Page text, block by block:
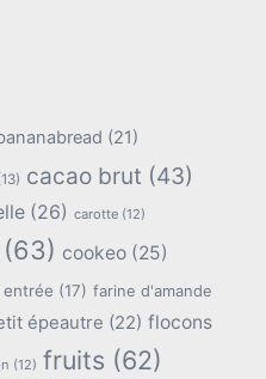
(21)
cacao brut (43)
(26) carotte (12)
(63) cookeo (25)
entrée (17) farine d'amande
épeautre (22) flocons
(12) fruits (62)